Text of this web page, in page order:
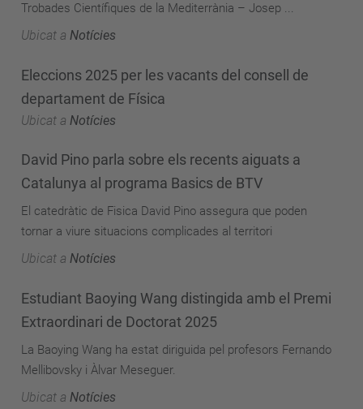
Trobades Científiques de la Mediterrània – Josep ...
Ubicat a Notícies
Eleccions 2025 per les vacants del consell de
departament de Física
Ubicat a Notícies
David Pino parla sobre els recents aiguats a
Catalunya al programa Basics de BTV
El catedràtic de Fisica David Pino assegura que poden
tornar a viure situacions complicades al territori
Ubicat a Notícies
Estudiant Baoying Wang distingida amb el Premi
Extraordinari de Doctorat 2025
La Baoying Wang ha estat diriguida pel profesors Fernando
Mellibovsky i Àlvar Meseguer.
Ubicat a Notícies